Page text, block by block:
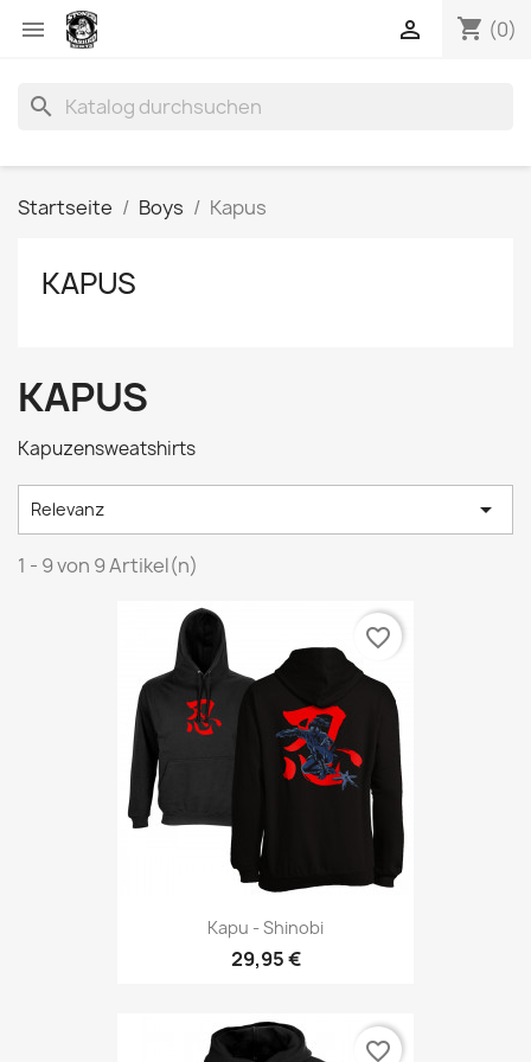
 shopping_cart (0)

search
Startseite Boys Kapus
KAPUS
KAPUS
Kapuzensweatshirts
Relevanz 
1 - 9 von 9 Artikel(n)
Kapu - Shinobi
29,95 €
favorite_border
favorite_border